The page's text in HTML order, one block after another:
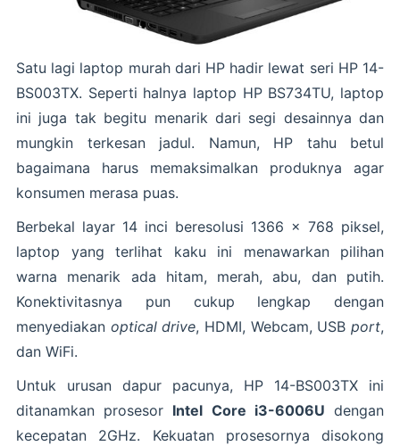
Satu lagi laptop murah dari HP hadir lewat seri HP 14-
BS003TX. Seperti halnya laptop HP BS734TU, laptop
ini juga tak begitu menarik dari segi desainnya dan
mungkin terkesan jadul. Namun, HP tahu betul
bagaimana harus memaksimalkan produknya agar
konsumen merasa puas.
Berbekal layar 14 inci beresolusi 1366 x 768 piksel,
laptop yang terlihat kaku ini menawarkan pilihan
warna menarik ada hitam, merah, abu, dan putih.
Konektivitasnya pun cukup lengkap dengan
menyediakan optical drive, HDMI, Webcam, USBport,
dan WiFi.
Untuk urusan dapur pacunya, HP 14-BS003TX ini
ditanamkan prosesor Intel Core i3-6006U dengan
kecepatan 2GHz. Kekuatan prosesornya disokong